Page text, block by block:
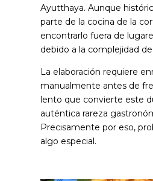
Ayutthaya. Aunque
parte de la cocina de la
encontrarlo fuera de
debido a la complejidad
La elaboración requiere
manualmente antes de
lento que convierte este
auténtica rareza
Precisamente por eso,
algo especial.